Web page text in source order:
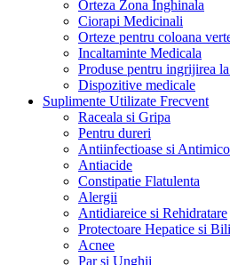
Orteza Zona Inghinala
Ciorapi Medicinali
Orteze pentru coloana
Incaltaminte Medicala
Produse pentru ingrijirea
Dispozitive medicale
Suplimente Utilizate Frecvent
Raceala si Gripa
Pentru dureri
Antiinfectioase si
Antiacide
Constipatie Flatulenta
Alergii
Antidiareice si Rehidratare
Protectoare Hepatice si
Acnee
Par si Unghii